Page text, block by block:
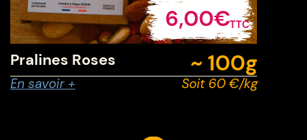
6,00€TTC
Pralines Roses ~ 100g
En savoir + Soit 60 €/kg